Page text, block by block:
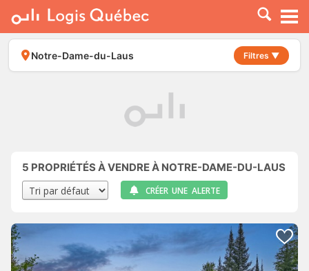
À LOUER
À VENDRE
PLACER UNE ANNONCE
Notre-Dame-du-Laus Filtres ▼
5 PROPRIÉTÉS À VENDRE À NOTRE-DAME-DU-LAUS
CRÉER UNE ALERTE